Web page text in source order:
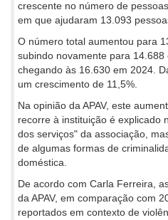
crescente no número de
em que ajudaram 13.093
O número total aumentou para
subindo novamente para
chegando às 16.630 em 2024.
um crescimento de 11,5%.
Na opinião da APAV, este
recorre à instituição é explicado
dos serviços" da associação,
de algumas formas de
doméstica.
De acordo com Carla Ferreira,
da APAV, em comparação com
reportados em contexto de